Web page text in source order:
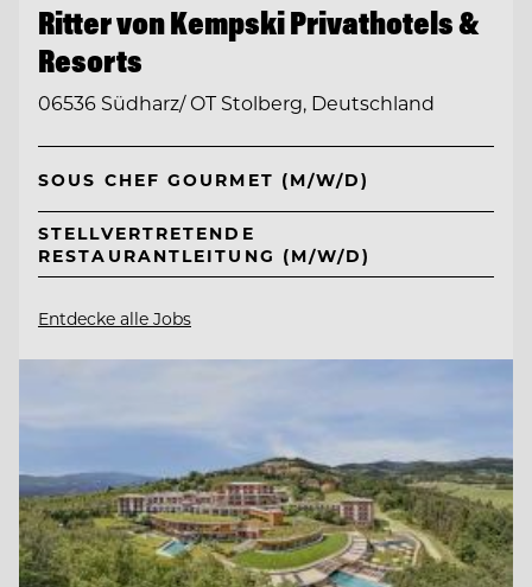
Ritter von Kempski Privathotels &
Resorts
06536 Südharz/ OT Stolberg, Deutschland
SOUS CHEF GOURMET (M/W/D)
STELLVERTRETENDE
RESTAURANTLEITUNG (M/W/D)
Entdecke alle Jobs